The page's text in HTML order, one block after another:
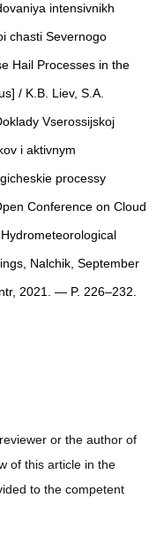
intensivnikh
chasti Severnogo
Hail Processes in the
/ K.B. Liev, S.A.
Vserossijskoj
i aktivnym
processy
Conference on Cloud
Nalchik, September
2021. — P. 226–232.
or the author of
of this article in the
to the competent